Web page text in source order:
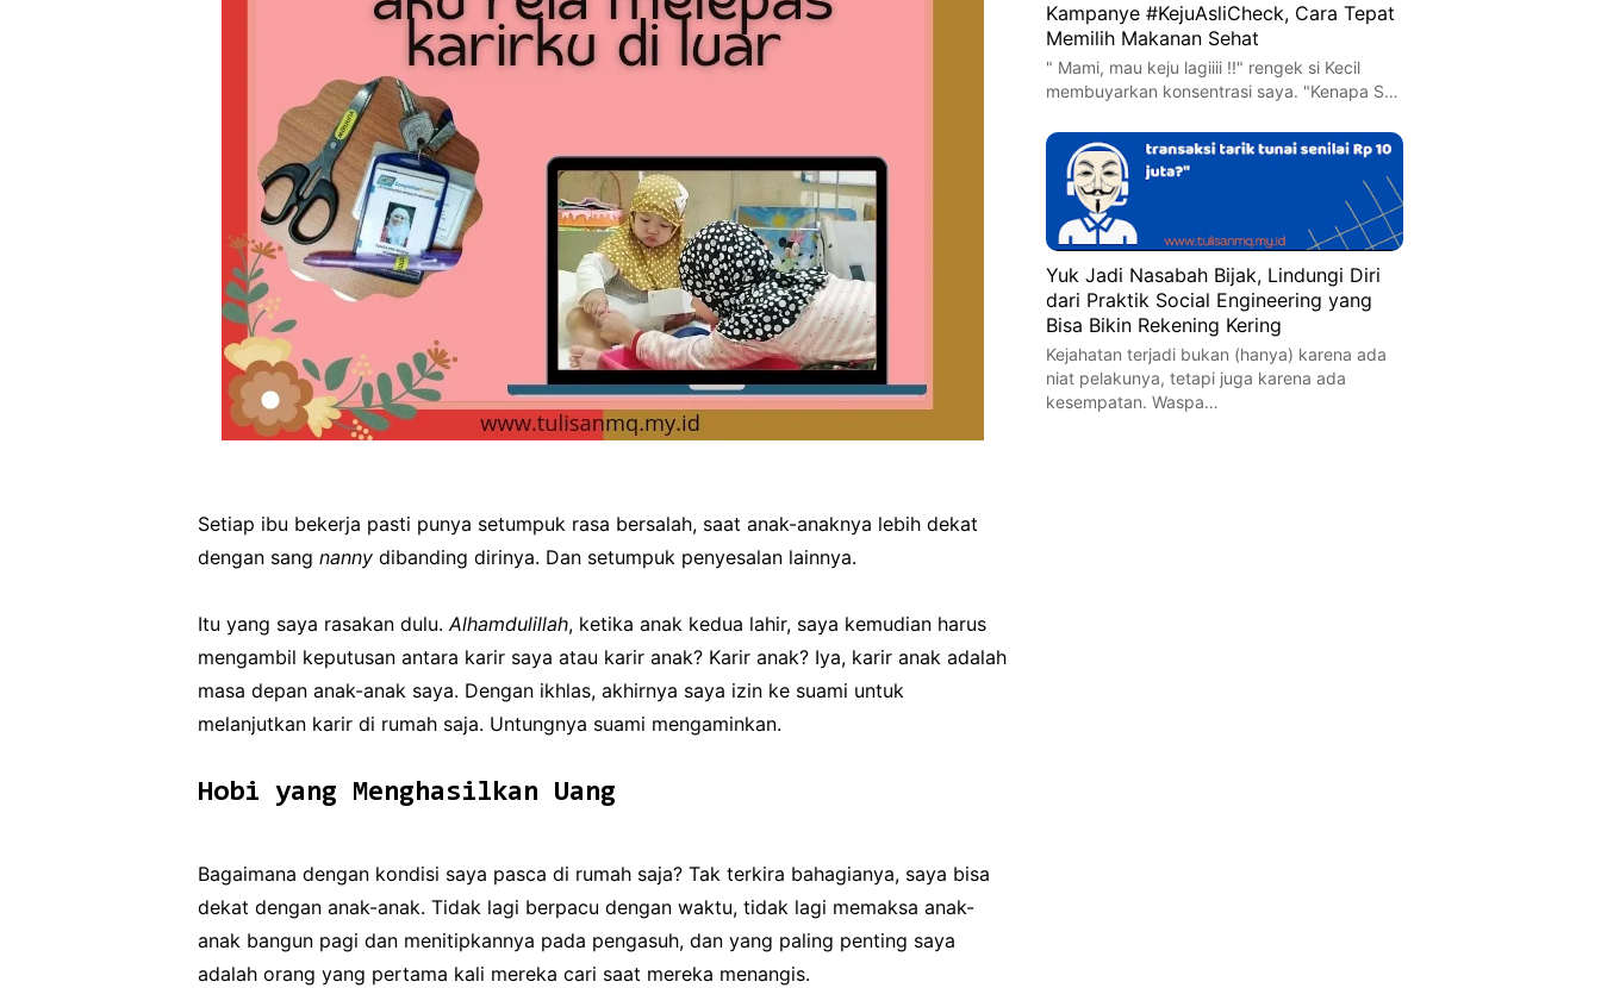
Setiap ibu bekerja pasti punya setumpuk rasa bersalah, saat anak-anaknya lebih dekat
dengan sang nanny dibanding dirinya. Dan setumpuk penyesalan lainnya.
Itu yang saya rasakan dulu.Alhamdulillah, ketika anak kedua lahir, saya kemudian harus
mengambil keputusan antara karir saya atau karir anak? Karir anak? Iya, karir anak adalah
masa depan anak-anak saya. Dengan ikhlas, akhirnya saya izin ke suami untuk
melanjutkan karir di rumah saja. Untungnya suami mengaminkan.
Hobi yang Menghasilkan Uang
Bagaimana dengan kondisi saya pasca di rumah saja? Tak terkira bahagianya, saya bisa
dekat dengan anak-anak. Tidak lagi berpacu dengan waktu, tidak lagi memaksa anak-
anak bangun pagi dan menitipkannya pada pengasuh, dan yang paling penting saya
adalah orang yang pertama kali mereka cari saat mereka menangis.
Kampanye #KejuAsliCheck, Cara Tepat
Memilih Makanan Sehat
" Mami, mau keju lagiiii !!" rengek si Kecil
membuyarkan konsentrasi saya. "Kenapa S…
Yuk Jadi Nasabah Bijak, Lindungi Diri
dari Praktik Social Engineering yang
Bisa Bikin Rekening Kering
Kejahatan terjadi bukan (hanya) karena ada
niat pelakunya, tetapi juga karena ada
kesempatan. Waspa…